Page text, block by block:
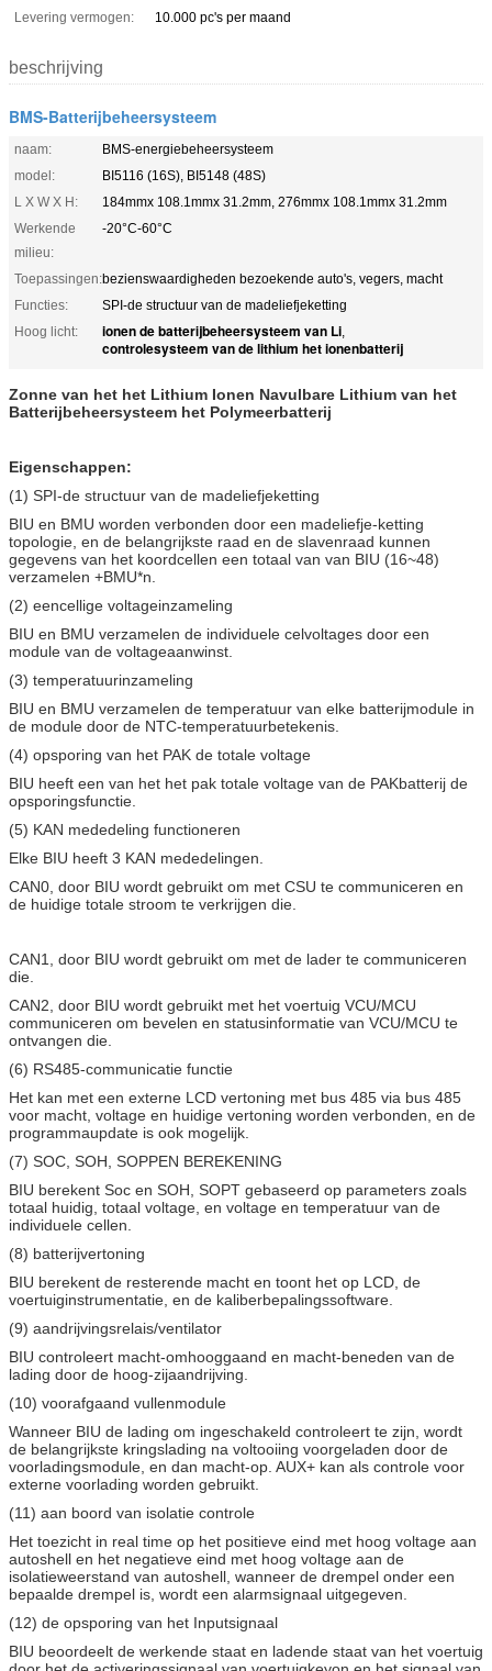
Levering vermogen:
10.000 pc's per maand
beschrijving
BMS-Batterijbeheersysteem
naam:
BMS-energiebeheersysteem
model:
BI5116 (16S), BI5148 (48S)
L X W X H:
184mmx 108.1mmx 31.2mm, 276mmx 108.1mmx 31.2mm
Werkende
milieu:
-20°C-60°C
Toepassingen:bezienswaardigheden bezoekende auto's, vegers, macht
Functies:
SPI-de structuur van de madeliefjeketting
Hoog licht:
ionen de batterijbeheersysteem van Li,
controlesysteem van de lithium het ionenbatterij
Zonne van het het Lithium Ionen Navulbare Lithium van het
Batterijbeheersysteem het Polymeerbatterij
Eigenschappen:
(1) SPI-de structuur van de madeliefjeketting
BIU en BMU worden verbonden door een madeliefje-ketting
topologie, en de belangrijkste raad en de slavenraad kunnen
gegevens van het koordcellen een totaal van van BIU (16~48)
verzamelen +BMU*n.
(2) eencellige voltageinzameling
BIU en BMU verzamelen de individuele celvoltages door een
module van de voltageaanwinst.
(3) temperatuurinzameling
BIU en BMU verzamelen de temperatuur van elke batterijmodule in
de module door de NTC-temperatuurbetekenis.
(4) opsporing van het PAK de totale voltage
BIU heeft een van het het pak totale voltage van de PAKbatterij de
opsporingsfunctie.
(5) KAN mededeling functioneren
Elke BIU heeft 3 KAN mededelingen.
CAN0, door BIU wordt gebruikt om met CSU te communiceren en
de huidige totale stroom te verkrijgen die.
CAN1, door BIU wordt gebruikt om met de lader te communiceren
die.
CAN2, door BIU wordt gebruikt met het voertuig VCU/MCU
communiceren om bevelen en statusinformatie van VCU/MCU te
ontvangen die.
(6) RS485-communicatie functie
Het kan met een externe LCD vertoning met bus 485 via bus 485
voor macht, voltage en huidige vertoning worden verbonden, en de
programmaupdate is ook mogelijk.
(7) SOC, SOH, SOPPEN BEREKENING
BIU berekent Soc en SOH, SOPT gebaseerd op parameters zoals
totaal huidig, totaal voltage, en voltage en temperatuur van de
individuele cellen.
(8) batterijvertoning
BIU berekent de resterende macht en toont het op LCD, de
voertuiginstrumentatie, en de kaliberbepalingssoftware.
(9) aandrijvingsrelais/ventilator
BIU controleert macht-omhooggaand en macht-beneden van de
lading door de hoog-zijaandrijving.
(10) voorafgaand vullenmodule
Wanneer BIU de lading om ingeschakeld controleert te zijn, wordt
de belangrijkste kringslading na voltooiing voorgeladen door de
voorladingsmodule, en dan macht-op. AUX+ kan als controle voor
externe voorlading worden gebruikt.
(11) aan boord van isolatie controle
Het toezicht in real time op het positieve eind met hoog voltage aan
autoshell en het negatieve eind met hoog voltage aan de
isolatieweerstand van autoshell, wanneer de drempel onder een
bepaalde drempel is, wordt een alarmsignaal uitgegeven.
(12) de opsporing van het Inputsignaal
BIU beoordeelt de werkende staat en ladende staat van het voertuig